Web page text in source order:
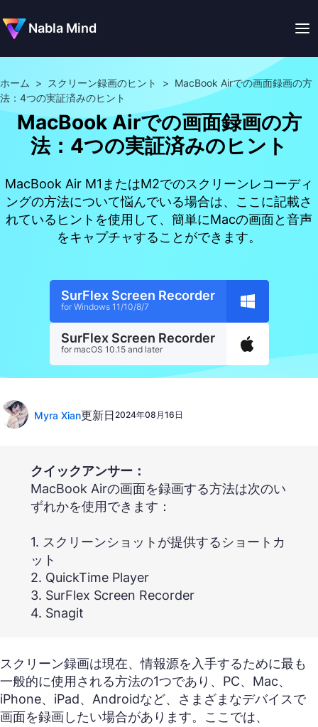
Nabla Mind
ホーム > スクリーン録画のヒント > MacBook Airでの画面録画の方
法：4つの実証済みのヒント
MacBook Airでの画面録画の方
法：4つの実証済みのヒント
MacBook Air M1またはM2でのスクリーンレコーディ
ングの方法について悩んでいる場合は、ここに記載さ
れているヒントを使用して、簡単にMacの画面と音声
をキャプチャすることができます。
SurFlex Screen Recorder
for Windows 11/10/8/7
SurFlex Screen Recorder
for macOS 10.15 and later
Myra Xian更新日2024年08月16日
クイックアンサー：
MacBook Airの画面を録画する方法は次のい
ずれかを使用できます：
1. スクリーンショットが提供するショートカ
ット
2. QuickTime Player
3. SurFlex Screen Recorder
4. Snagit
スクリーン録画は現在、情報源を入手するために最も
一般的に使用される方法の1つであり、PC、Mac、
iPhone、iPad、Androidなど、さまざまなデバイスで
画面を録画したい場合があります。ここでは、